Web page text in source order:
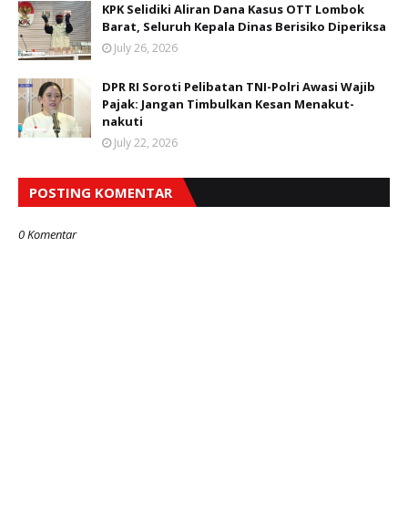
KPK Selidiki Aliran Dana Kasus OTT Lombok
Barat, Seluruh Kepala Dinas Berisiko Diperiksa
July 26, 2026
DPR RI Soroti Pelibatan TNI-Polri Awasi Wajib
Pajak: Jangan Timbulkan Kesan Menakut-
nakuti
July 22, 2026
POSTING KOMENTAR
0 Komentar